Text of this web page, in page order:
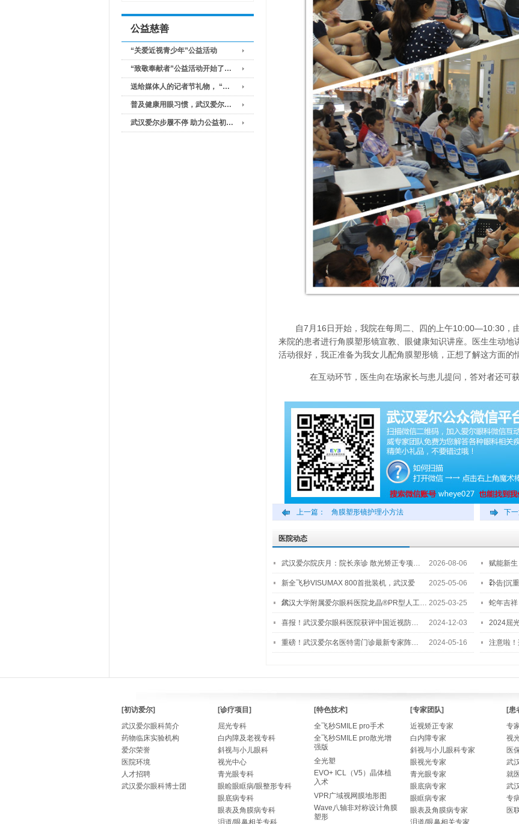
公益慈善
“关爱近视青少年”公益活动
“致敬奉献者”公益活动开始了…
送给媒体人的记者节礼物， “…
普及健康用眼习惯，武汉爱尔…
武汉爱尔步履不停 助力公益初…
自7月16日开始，我院在每周二、四的上午10:00—10:30，
来院的患者进行角膜塑形镜宣教、眼健康知识讲座。医生生动地
活动很好，我正准备为我女儿配角膜塑形镜，正想了解这方面的
在互动环节，医生向在场家长与患儿提问，答对者还可获
上一篇： 角膜塑形镜护理小方法 下一
医院动态
武汉爱尔院庆月：院长亲诊 散光矫正专项… 2026-08-06 赋能新
2…
新全飞秒VISUMAX 800首批装机，武汉爱
尔…
2025-05-06 讣告|沉
武汉大学附属爱尔眼科医院龙晶®PR型人工… 2025-03-25 蛇年吉
喜报！武汉爱尔眼科医院获评中国近视防… 2024-12-03 2024屈
重磅！武汉爱尔名医特需门诊最新专家阵… 2024-05-16 注意啦
[初访爱尔]
武汉爱尔眼科简介
药物临床实验机构
爱尔荣誉
医院环境
人才招聘
武汉爱尔眼科博士团
[诊疗项目]
屈光专科
白内障及老视专科
斜视与小儿眼科
视光中心
青光眼专科
眼睑眼眶病/眼整形专科
眼底病专科
眼表及角膜病专科
泪道/眼鼻相关专科
[特色技术]
全飞秒SMILE pro手术
全飞秒SMILE pro散光增
强版
全光塑
EVO+ ICL（V5）晶体植
入术
VPR广域视网膜地形图
Wave八轴非对称设计角膜
塑形
[专家团队]
近视矫正专家
白内障专家
斜视与小儿眼科专家
眼视光专家
青光眼专家
眼底病专家
眼眶病专家
眼表及角膜病专家
泪道/眼鼻相关专家
[患
专
视
医
武
就
武
专
医